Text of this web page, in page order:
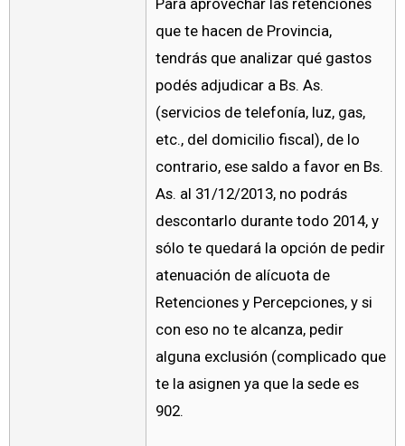
Para aprovechar las retenciones
que te hacen de Provincia,
tendrás que analizar qué gastos
podés adjudicar a Bs. As.
(servicios de telefonía, luz, gas,
etc., del domicilio fiscal), de lo
contrario, ese saldo a favor en Bs.
As. al 31/12/2013, no podrás
descontarlo durante todo 2014, y
sólo te quedará la opción de pedir
atenuación de alícuota de
Retenciones y Percepciones, y si
con eso no te alcanza, pedir
alguna exclusión (complicado que
te la asignen ya que la sede es
902.